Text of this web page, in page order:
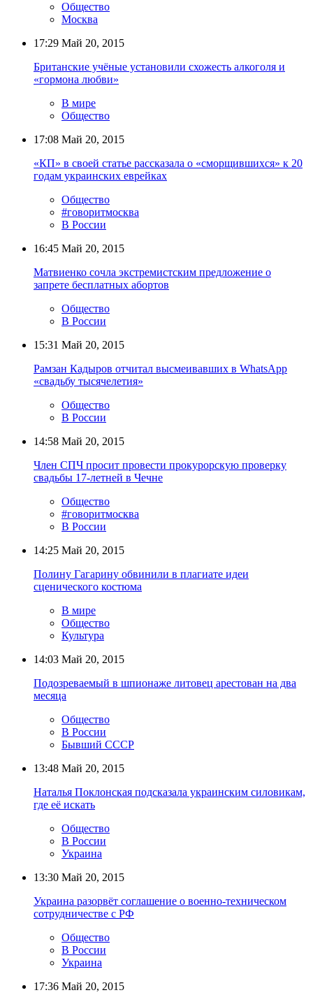
Общество
Москва
17:29 Май 20, 2015
Британские учёные установили схожесть алкоголя и
«гормона любви»
В мире
Общество
17:08 Май 20, 2015
«КП» в своей статье рассказала о «сморщившихся» к 20
годам украинских еврейках
Общество
#говоритмосква
В России
16:45 Май 20, 2015
Матвиенко сочла экстремистским предложение о
запрете бесплатных абортов
Общество
В России
15:31 Май 20, 2015
Рамзан Кадыров отчитал высмеивавших в WhatsApp
«свадьбу тысячелетия»
Общество
В России
14:58 Май 20, 2015
Член СПЧ просит провести прокурорскую проверку
свадьбы 17-летней в Чечне
Общество
#говоритмосква
В России
14:25 Май 20, 2015
Полину Гагарину обвинили в плагиате идеи
сценического костюма
В мире
Общество
Культура
14:03 Май 20, 2015
Подозреваемый в шпионаже литовец арестован на два
месяца
Общество
В России
Бывший СССР
13:48 Май 20, 2015
Наталья Поклонская подсказала украинским силовикам,
где её искать
Общество
В России
Украина
13:30 Май 20, 2015
Украина разорвёт соглашение о военно-техническом
сотрудничестве с РФ
Общество
В России
Украина
17:36 Май 20, 2015